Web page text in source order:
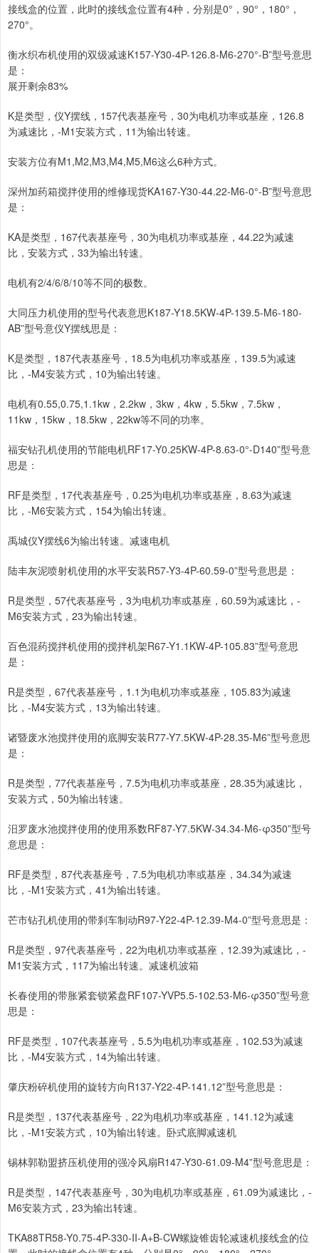
接线盒的位置，此时的接线盒位置有4种，分别是0°，90°，180°，
270°。
衡水织布机使用的双级减速K157-Y30-4P-126.8-M6-270°-B”型号意思
是：
展开剩余83%
K是类型，仪Y摆线，157代表基座号，30为电机功率或基座，126.8
为减速比，-M1安装方式，11为输出转速。
安装方位有M1,M2,M3,M4,M5,M6这么6种方式。
深州加药箱搅拌使用的维修现货KA167-Y30-44.22-M6-0°-B”型号意思
是：
KA是类型，167代表基座号，30为电机功率或基座，44.22为减速
比，安装方式，33为输出转速。
电机有2/4/6/8/10等不同的极数。
大同压力机使用的型号代表意思K187-Y18.5KW-4P-139.5-M6-180-
AB”型号意仪Y摆线思是：
K是类型，187代表基座号，18.5为电机功率或基座，139.5为减速
比，-M4安装方式，10为输出转速。
电机有0.55,0.75,1.1kw，2.2kw，3kw，4kw，5.5kw，7.5kw，
11kw，15kw，18.5kw，22kw等不同的功率。
福安钻孔机使用的节能电机RF17-Y0.25KW-4P-8.63-0°-D140”型号意
思是：
RF是类型，17代表基座号，0.25为电机功率或基座，8.63为减速
比，-M6安装方式，154为输出转速。
禹城仪Y摆线6为输出转速。减速电机
陆丰灰泥喷射机使用的水平安装R57-Y3-4P-60.59-0”型号意思是：
R是类型，57代表基座号，3为电机功率或基座，60.59为减速比，-
M6安装方式，23为输出转速。
百色混药搅拌机使用的搅拌机架R67-Y1.1KW-4P-105.83”型号意思
是：
R是类型，67代表基座号，1.1为电机功率或基座，105.83为减速
比，-M4安装方式，13为输出转速。
诸暨废水池搅拌使用的底脚安装R77-Y7.5KW-4P-28.35-M6”型号意思
是：
R是类型，77代表基座号，7.5为电机功率或基座，28.35为减速比，
安装方式，50为输出转速。
汨罗废水池搅拌使用的使用系数RF87-Y7.5KW-34.34-M6-φ350”型号
意思是：
RF是类型，87代表基座号，7.5为电机功率或基座，34.34为减速
比，-M1安装方式，41为输出转速。
芒市钻孔机使用的带刹车制动R97-Y22-4P-12.39-M4-0”型号意思是：
R是类型，97代表基座号，22为电机功率或基座，12.39为减速比，-
M1安装方式，117为输出转速。减速机波箱
长春使用的带胀紧套锁紧盘RF107-YVP5.5-102.53-M6-φ350”型号意
思是：
RF是类型，107代表基座号，5.5为电机功率或基座，102.53为减速
比，-M4安装方式，14为输出转速。
肇庆粉碎机使用的旋转方向R137-Y22-4P-141.12”型号意思是：
R是类型，137代表基座号，22为电机功率或基座，141.12为减速
比，-M1安装方式，10为输出转速。卧式底脚减速机
锡林郭勒盟挤压机使用的强冷风扇R147-Y30-61.09-M4”型号意思是：
R是类型，147代表基座号，30为电机功率或基座，61.09为减速比，-
M6安装方式，23为输出转速。
TKA88TR58-Y0.75-4P-330-II-A+B-CW螺旋锥齿轮减速机接线盒的位